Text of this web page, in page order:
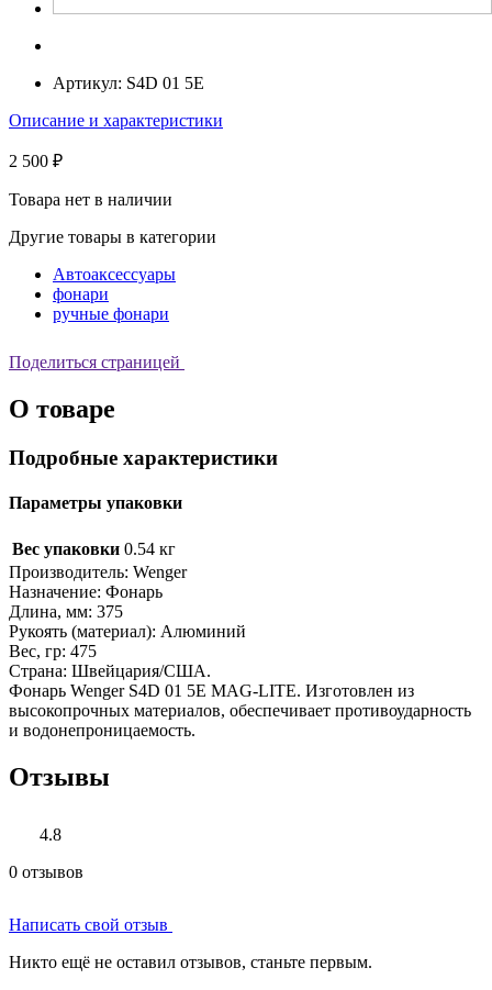
Артикул: S4D 01 5E
Описание и характеристики
2 500 ₽
Товара нет в наличии
Другие товары в категории
Автоаксессуары
фонари
ручные фонари
Поделиться страницей
О товаре
Подробные характеристики
Параметры упаковки
Вес упаковки 0.54 кг
Производитель: Wenger
Назначение: Фонарь
Длина, мм: 375
Рукоять (материал): Алюминий
Вес, гр: 475
Страна: Швейцария/США.
Фонарь Wenger S4D 01 5E MAG-LITE. Изготовлен из
высокопрочных материалов, обеспечивает противоударность
и водонепроницаемость.
Отзывы
4.8
0 отзывов
Написать свой отзыв
Никто ещё не оставил отзывов, станьте первым.